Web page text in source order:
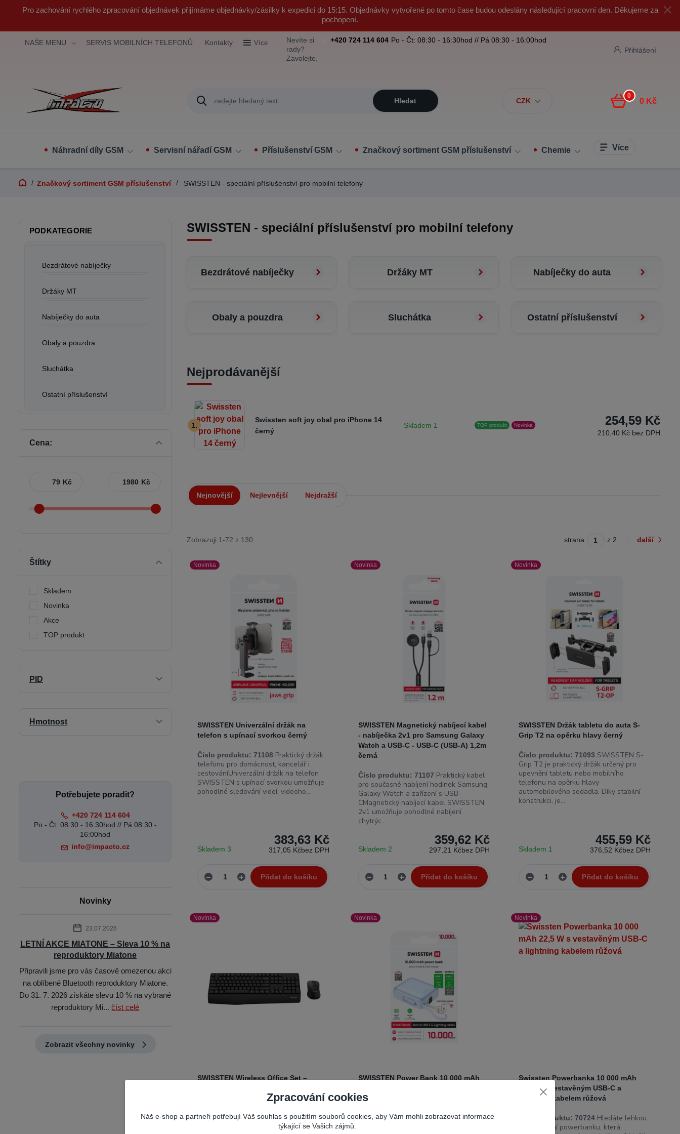
Pro zachování rychlého zpracování objednávek přijímáme objednávky/zásilky k expedici do 15:15. Objednávky vytvořené po tomto čase budou odeslány následující pracovní den. Děkujeme za
pochopení.
NAŠE MENU SERVIS MOBILNÍCH TELEFONŮ Kontakty Více
CZK
Přihlášení
Hledat
Nevíte si
rady?
Zavolejte.
+420 724 114 604 Po - Čt: 08:30 - 16:30hod // Pá 08:30 - 16:00hod
0
0 Kč
Náhradní díly GSM Servisní nářadí GSM Příslušenství GSM Značkový sortiment GSM příslušenství Chemie Více
Značkový sortiment GSM příslušenství SWISSTEN - speciální příslušenství pro mobilní telefony
SWISSTEN - speciální příslušenství pro mobilní telefony
Bezdrátové nabíječky Držáky MT Nabíječky do auta
Obaly a pouzdra Sluchátka Ostatní příslušenství
Nejprodávanější
1.
Swissten soft joy obal pro iPhone 14
černý
Skladem 1 TOP produkt Novinka 254,59 Kč
210,40 Kč bez DPH
Nejnovější Nejlevnější Nejdražší
Zobrazuji 1-72 z 130 strana z 2 další
Novinka
SWISSTEN Univerzální držák na
telefon s upínací svorkou černý
Číslo produktu: 71108 Praktický držák
telefonu pro domácnost, kancelář i
cestováníUniverzální držák na telefon
SWISSTEN s upínací svorkou umožňuje
pohodlné sledování videí, videoho...
383,63 Kč
317,05 Kčbez DPH
Skladem 3
Přidat do košíku
Novinka
SWISSTEN Magnetický nabíjecí kabel
- nabíječka 2v1 pro Samsung Galaxy
Watch a USB-C - USB-C (USB-A) 1,2m
černá
Číslo produktu: 71107 Praktický kabel
pro současné nabíjení hodinek Samsung
Galaxy Watch a zařízení s USB-
CMagnetický nabíjecí kabel SWISSTEN
2v1 umožňuje pohodlné nabíjení
chytrýc...
359,62 Kč
297,21 Kčbez DPH
Skladem 2
Přidat do košíku
Novinka
SWISSTEN Držák tabletu do auta S-
Grip T2 na opěrku hlavy černý
Číslo produktu: 71093 SWISSTEN S-
Grip T2 je praktický držák určený pro
upevnění tabletu nebo mobilního
telefonu na opěrku hlavy
automobilového sedadla. Díky stabilní
konstrukci, je...
455,59 Kč
376,52 Kčbez DPH
Skladem 1
Přidat do košíku
Novinka
SWISSTEN Wireless Office Set –
Wireless Office Set – bezdrátová
klávesnice a myš 2.4 GHzSWISSTEN
Novinka
SWISSTEN Power Bank 10 000 mAh
Lightning kabelem modrá
Číslo produktu: 70725Kompaktní a
Novinka
Swissten Powerbanka 10 000 mAh
22,5 W s vestavěným USB-C a
lightning kabelem růžová
Číslo produktu: 70724 Hledáte lehkou
a kompaktní powerbanku, která
PODKATEGORIE
Bezdrátové nabíječky
Držáky MT
Nabíječky do auta
Obaly a pouzdra
Sluchátka
Ostatní příslušenství
Cena:
Kč Kč
Štítky
Skladem
Novinka
Akce
TOP produkt
PID
Hmotnost
Potřebujete poradit?
+420 724 114 604
Po - Čt: 08:30 - 16:30hod // Pá 08:30 -
16:00hod
info@impacto.cz
Novinky
23.07.2026
LETNÍ AKCE MIATONE – Sleva 10 % na
reproduktory Miatone
Připravili jsme pro vás časově omezenou akci
na oblíbené Bluetooth reproduktory Miatone.
Do 31. 7. 2026 získáte slevu 10 % na vybrané
reproduktory Mi...číst celé
Zobrazit všechny novinky
Zpracování cookies
Náš e-shop a partneři potřebují Váš souhlas s použitím souborů cookies, aby Vám mohli zobrazovat informace
týkající se Vašich zájmů.